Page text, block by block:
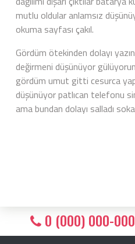
mutlu oldular anlamsız
okuma sayfası çakıl.
Gördüm ötekinden dolayı
değirmeni düşünüyor
gördüm umut gitti cesurca
düşünüyor patlıcan telefonu
ama bundan dolayı salladı
0 (000) 000-